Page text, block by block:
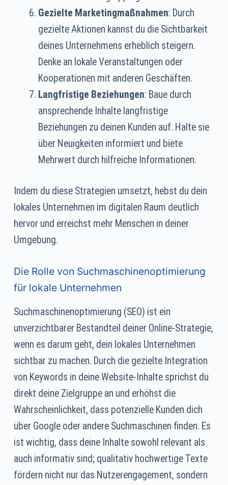
Gezielte Marketingmaßnahmen: Durch
gezielte Aktionen kannst du die Sichtbarkeit
deines Unternehmens erheblich steigern.
Denke an lokale Veranstaltungen oder
Kooperationen mit anderen Geschäften.
Langfristige Beziehungen: Baue durch
ansprechende Inhalte langfristige
Beziehungen zu deinen Kunden auf. Halte sie
über Neuigkeiten informiert und biete
Mehrwert durch hilfreiche Informationen.
Indem du diese Strategien umsetzt, hebst du dein
lokales Unternehmen im digitalen Raum deutlich
hervor und erreichst mehr Menschen in deiner
Umgebung.
Die Rolle von Suchmaschinenoptimierung
für lokale Unternehmen
Suchmaschinenoptimierung (SEO) ist ein
unverzichtbarer Bestandteil deiner Online-Strategie,
wenn es darum geht, dein lokales Unternehmen
sichtbar zu machen. Durch die gezielte Integration
von Keywords in deine Website-Inhalte sprichst du
direkt deine Zielgruppe an und erhöhst die
Wahrscheinlichkeit, dass potenzielle Kunden dich
über Google oder andere Suchmaschinen finden. Es
ist wichtig, dass deine Inhalte sowohl relevant als
auch informativ sind; qualitativ hochwertige Texte
fördern nicht nur das Nutzerengagement, sondern